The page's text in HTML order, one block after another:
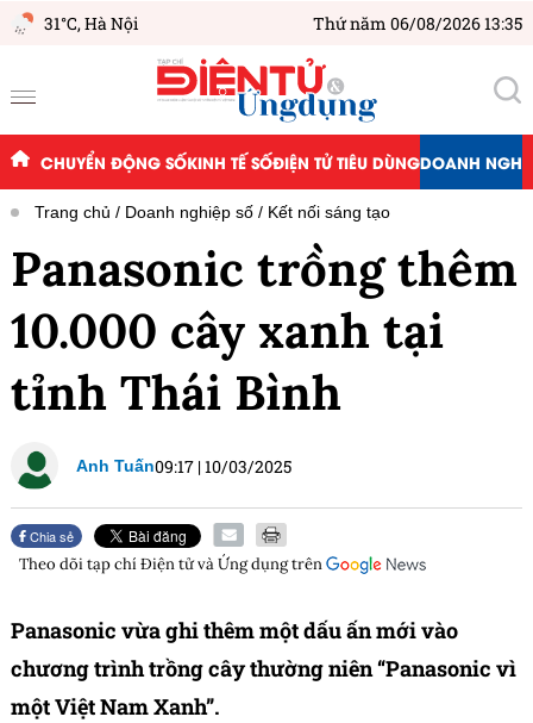
31°C,Hà Nội Thứ năm 06/08/2026 13:35
CHUYỂN ĐỘNG SỐKINH TẾ SỐĐIỆN TỬ TIÊU DÙNGDOANH
Trang chủ Doanh nghiệp số Kết nối sáng tạo
Panasonic trồng thêm
10.000 cây xanh tại
tỉnh Thái Bình
Anh Tuấn09:17 |10/03/2025
Chia sẻ
Theo dõi tạp chíĐiện tử và Ứng dụngtrên
Panasonic vừa ghi thêm một dấu ấn mới vào
chương trình trồng cây thường niên “Panasonic vì
một Việt Nam Xanh”.